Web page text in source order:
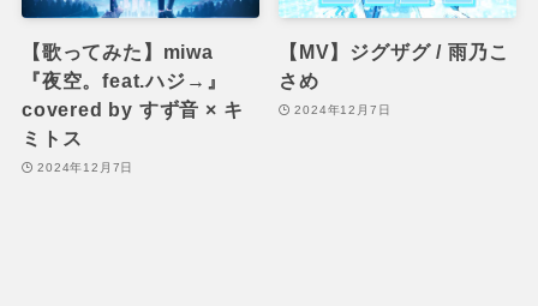
【歌ってみた】miwa
『夜空。feat.ハジ→』
covered by すず音 × キ
ミトス
2024年12月7日
【MV】ジグザグ / 雨乃こ
さめ
2024年12月7日